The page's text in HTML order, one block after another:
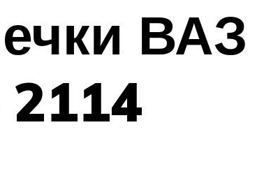
ВАЗ